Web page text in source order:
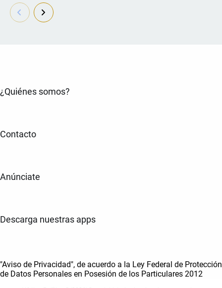
¿Quiénes somos?
Contacto
Anúnciate
Descarga nuestras apps
"Aviso de Privacidad", de acuerdo a la Ley Federal de Protección
de Datos Personales en Posesión de los Particulares 2012